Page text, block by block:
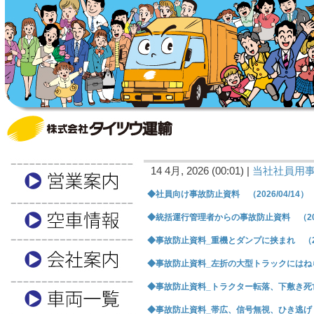
14 4月, 2026 (00:01) | 当社社員用
◆社員向け事故防止資料 （2026/04/14）
◆統括運行管理者からの事故防止資料 （
◆事故防止資料_重機とダンプに挟まれ （
◆事故防止資料_左折の大型トラックには
◆事故防止資料_トラクター転落、下敷き
◆事故防止資料_帯広、信号無視、ひき逃